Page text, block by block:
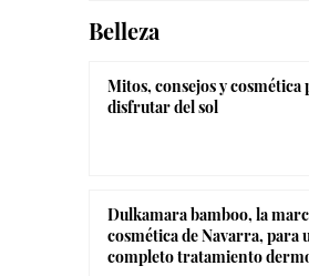
Belleza
Mitos, consejos y cosmética
disfrutar del sol
Dulkamara bamboo, la
cosmética de Navarra, para
completo tratamiento